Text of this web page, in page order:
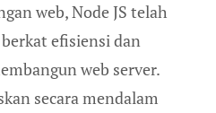
web, Node JS telah
efisiensi dan
web server.
secara mendalam